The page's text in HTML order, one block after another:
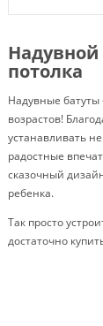
Надувной
потолка
Надувные батуты
возрастов!
устанавливать
радостные
сказочный
ребенка.
Так просто
достаточно